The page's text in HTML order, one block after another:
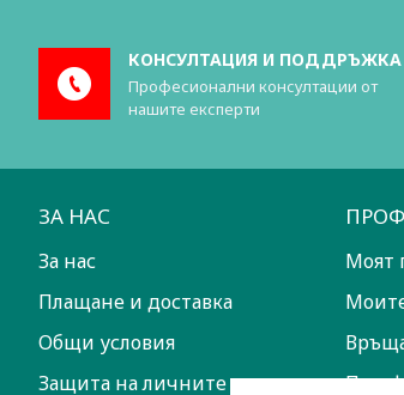
КОНСУЛТАЦИЯ И ПОДДРЪЖКА
Професионални консултации от
нашите експерти
ЗА НАС
За нас
Плащане и доставка
Общи условия
Защита на личните данни
Моят